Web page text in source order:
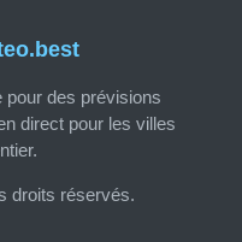
pour des prévisions
direct pour les villes
droits réservés.